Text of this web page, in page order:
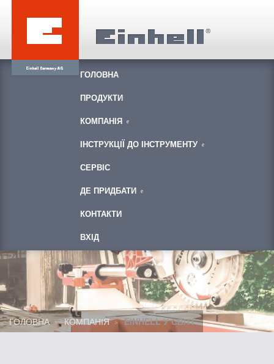
ГОЛОВНА
ПРОДУКТИ
КОМПАНІЯ
ІНСТРУКЦІЇ ДО ІНСТРУМЕНТУ
СЕРВІС
ДЕ ПРИДБАТИ
КОНТАКТИ
ВХІД
ГОЛОВНА КОМПАНІЯ EINHELL У СВІТІ